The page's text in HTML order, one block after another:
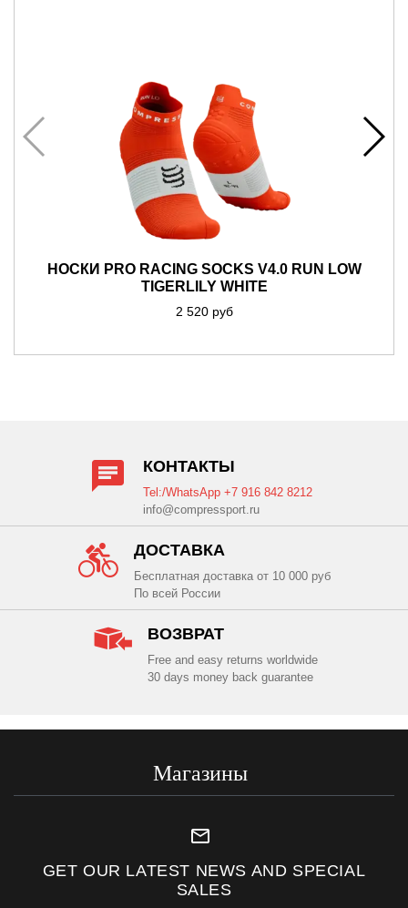
НОСКИ PRO RACING SOCKS V4.0 RUN LOW
TIGERLILY WHITE
2 520 руб
КОНТАКТЫ
Tel:/WhatsApp +7 916 842 8212
info@compressport.ru
ДОСТАВКА
Бесплатная доставка от 10 000 руб
По всей России
ВОЗВРАТ
Free and easy returns worldwide
30 days money back guarantee
Магазины
mail_outline
GET OUR LATEST NEWS AND SPECIAL
SALES